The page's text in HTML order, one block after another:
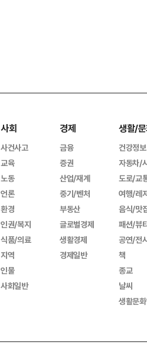
사회
사건사고
교육
노동
언론
환경
인권/복지
식품/의료
지역
인물
사회일반
경제
금융
증권
산업/재계
중기/벤처
부동산
글로벌경제
생활경제
경제일반
생활/
건강정보
자동차/
도로/교
여행/레
음식/맛
패션/뷰
공연/전
책
종교
날씨
생활문